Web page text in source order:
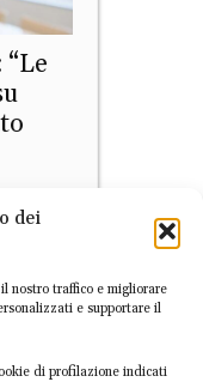
dei
nostro traffico e migliorare
e supportare il
di profilazione indicati
“Le